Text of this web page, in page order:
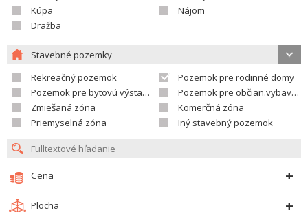
Kúpa
Nájom
Dražba
Stavebné pozemky
Rekreačný pozemok
Pozemok pre rodinné domy
Pozemok pre bytovú výstavbu
Pozemok pre občian.vybavenosť
Zmiešaná zóna
Komerčná zóna
Priemyselná zóna
Iný stavebný pozemok
Cena
Plocha